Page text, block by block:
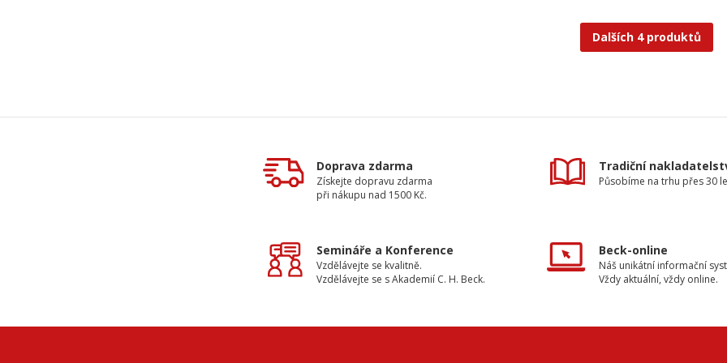
Dalších 4 produktů
Doprava zdarma
Získejte dopravu zdarma
při nákupu nad 1500 Kč.
Tradiční
Působíme na trhu přes 30
Semináře a Konference
Vzdělávejte se kvalitně.
Vzdělávejte se s Akademií C. H. Beck.
Beck-online
Náš unikátní informační
Vždy aktuální, vždy online.